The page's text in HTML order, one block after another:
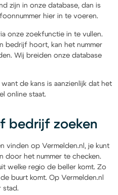
zijn in onze database, dan is
hier in te voeren.
onze zoekfunctie in te vullen.
bedrijf hoort, kan het nummer
Wij breiden onze database
de kans is aanzienlijk dat het
online staat.
bedrijf zoeken
vinden op Vermelden.nl, je kunt
door het nummer te checken.
welke regio de beller komt. Zo
buurt komt. Op Vermelden.nl
stad.